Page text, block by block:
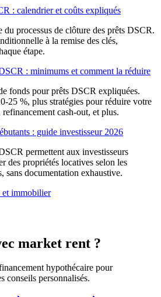
: calendrier et coûts expliqués
processus de clôture des prêts DSCR.
à la remise des clés,
étape.
: minimums et comment la réduire
fonds pour prêts DSCR expliquées.
25 %, plus stratégies pour réduire votre
cash-out, et plus.
: guide investisseur 2026
permettent aux investisseurs
des propriétés locatives selon les
sans documentation exhaustive.
immobilier
market rent ?
hypothécaire pour
conseils personnalisés.